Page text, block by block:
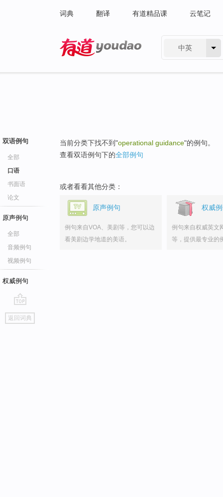
词典 翻译 有道精品课 云笔记
中英
双语例句
全部
口语
书面语
论文
原声例句
全部
音频例句
视频例句
权威例句
go
top
返回词典
当前分类下找不到"operational guidance"的例句。
查看双语例句下的全部例句
或者看看其他分类：
原声例句
例句来自VOA、美剧等，您可以边
看美剧边学地道的美语。
权威
例句来自权威英文
等，提供最专业的